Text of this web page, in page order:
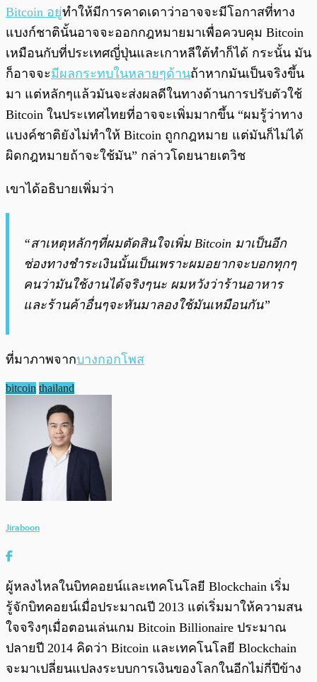
Bitcoin อยู่ทำให้มีการคาดเดาว่าอาจจะมีโอกาสที่ทาง
แบงก์ชาตินั้นอาจจะออกกฎหมายมาเพื่อควบคุม Bitcoin
เหมือนกับที่ประเทศญี่ปุ่นและเกาหลีใต้ทำก็ได้ กระนั้น มัน
ก็อาจจะมีผลกระทบในหลายๆด้านถ้าหากมันเป็นจริงขึ้น
มา แต่หลักๆแล้วมันจะส่งผลดีในทางด้านการปรับตัวใช้
Bitcoin ในประเทศไทยที่อาจจะเพิ่มมากขึ้น “ผมรู้ว่าทาง
แบงค์ชาติยังไม่ทำให้ Bitcoin ถูกกฎหมาย แต่มันก็ไม่ได้
ผิดกฎหมายถ้าจะใช้มัน” กล่าวโดยนายเตวิช
เขาได้อธิบายเพิ่มว่า
“สาเหตุหลักๆที่ผมตัดสินใจเพิ่ม Bitcoin มาเป็นอีก
ช่องทางชำระเงินนั้นเป็นเพราะผมอยากจะบอกทุกๆ
คนว่ามันใช้งานได้จริงๆนะ ผมหวังว่าร้านอาหาร
และร้านค้าอื่นๆจะหันมาลองใช้มันเหมือนกัน”
ที่มาภาพจากบางกอกโพส
bitcoin thailand
Jiraboon
ผู้หลงไหลในบิทคอยน์และเทคโนโลยี Blockchain เริ่ม
รู้จักบิทคอยน์เมื่อประมาณปี 2013 แต่เริ่มมาให้ความสน
ใจจริงๆเมื่อตอนเล่นเกม Bitcoin Billionaire ประมาณ
ปลายปี 2014 คิดว่า Bitcoin และเทคโนโลยี Blockchain
จะมาเปลี่ยนแปลงระบบการเงินของโลกในอีกไม่กี่ปีข้าง